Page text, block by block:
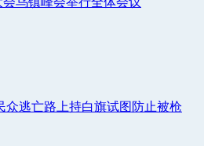
众逃亡路上持白旗试图防止被枪